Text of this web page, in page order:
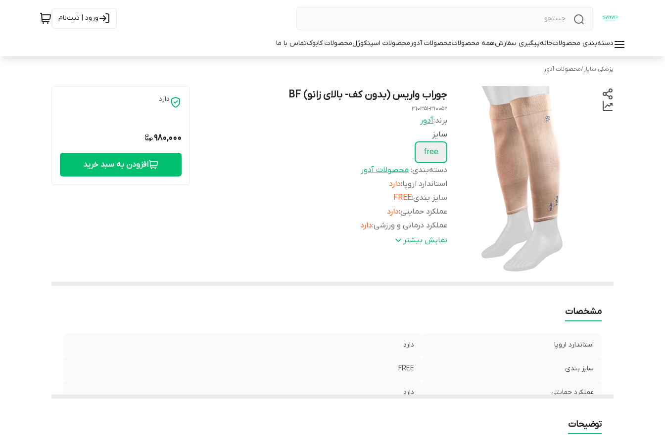
ورود | ثبت‌نام
دسته‌بندی محصولاتخانهپیگیری سفارشهمه محصولاتمحصولات آدورمحصولات اسپنکوژلمحصولات کابوکتماس با ما
پزشکی سایار/محصولات آدور
جوراب واریس (بدون کف- بالای زانو) BF
310351-310052
برند:آدور
سایز
free
دسته‌بندی: محصولات آدور
استاندارد اروپا:دارد
سایز بندی:
FREE
عملکرد حمایتی:دارد
عملکرد درمانی و ورزشی:دارد
قابلیت شست و شو
نمایش بیشتر
دارد
980,000
افزودن به سبد خرید
مشخصات
استاندارد اروپا دارد
سایز بندی FREE
عملکرد حمایتی دارد
توضیحات